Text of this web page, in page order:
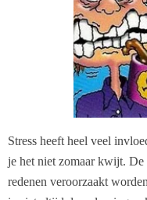
Stress heeft heel veel
je het niet zomaar kwijt. De
redenen veroorzaakt